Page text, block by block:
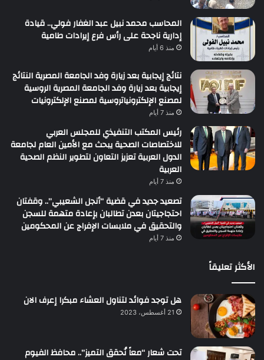
المحاسب محمد نبيل عبد الغفار فولي.. قيادة
إدارية ناجحة على رأس فرع إيرادات طامية
منذ 6 أيام
نتائج إيجابية بعد زيارة وفد الجامعة المصرية النتائج
إيجابية بعد زيارة وفد الجامعة المصرية الروسية
لمصنع الإلكترونياتروسية لمصنع الإلكترونيات
منذ 7 أيام
رئيس المكتب التنفيذي للمجلس العربي
للاختصاصات الصحية يبحث مع الأمين العام لجامعة
الدول العربية تعزيز التعاون لتطوير النظم الصحية
العربية
منذ 7 أيام
تصعيد جديد في قضية “أنجل الشعيبي”.. وقفتان
احتجاجيتان بعدن تطالبان بإعادة متهمة للسجن
والتحقيق في ملابسات الإفراج عن المحكومين
منذ 7 أيام
الأكثر تعليقاً
هل توجد فوائد لتناول العشاء مبكرا إعرف الان
21 أغسطس، 2023
تحت شعار “معاً نُحقق التميز”.. محافظ الفيوم